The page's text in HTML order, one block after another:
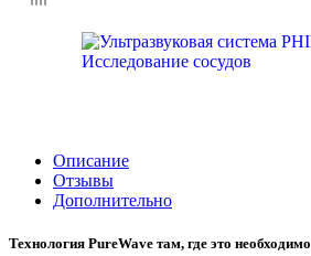
Описание
Отзывы
Дополнительно
Технология PureWave там, где это необходимо